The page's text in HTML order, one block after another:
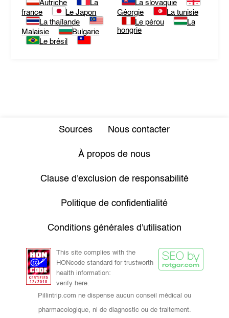
Autriche
La
france
Le Japon
La thaïlande
Malaisie
Bulgarie
Le brésil
La slovaquie
Géorgie
La tunisie
Le pérou
La
hongrie
Sources Nous contacter
À propos de nous
Clause d'exclusion de responsabilité
Politique de confidentialité
Conditions générales d'utilisation
This site complies with the
HONcode standard for trustworth
health information:
verify here.
Pillintrip.com ne dispense aucun conseil médical ou
pharmacologique, ni de diagnostic ou de traitement.